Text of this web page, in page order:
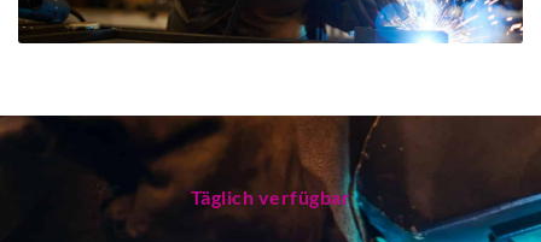
Täglich verfügbar